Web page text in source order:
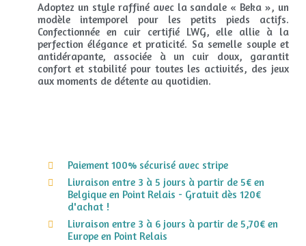
Adoptez un style raffiné avec la sandale « Beka », un
modèle intemporel pour les petits pieds actifs.
Confectionnée en cuir certifié LWG, elle allie à la
perfection élégance et praticité. Sa semelle souple et
antidérapante, associée à un cuir doux, garantit
confort et stabilité pour toutes les activités, des jeux
aux moments de détente au quotidien.
Paiement 100% sécurisé avec stripe
Livraison entre 3 à 5 jours à partir de 5€ en
Belgique en Point Relais - Gratuit dès 120€
d'achat !
Livraison entre 3 à 6 jours à partir de 5,70€ en
Europe en Point Relais